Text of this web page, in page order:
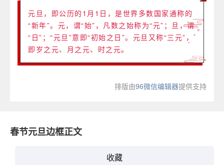
元旦，即公历的1月1日，是世界多数国家通称的
“新年”。元，谓“始”，凡数之始称为“元”；旦，谓
“日”；“元旦”意即“初始之日”。元旦又称“三元”，
即岁之元、月之元、时之元。
排版由96微信编辑器提供支持
春节元旦边框正文
收藏